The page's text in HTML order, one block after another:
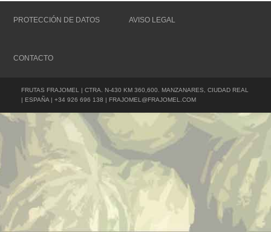
PROTECCIÓN DE DATOS AVISO LEGAL
CONTACTO
FRUTAS FRAJOMEL | CTRA. N-430 KM 360,600. MANZANARES, CIUDAD REAL
| ESPAÑA | +34 926 696 138 | FRAJOMEL@FRAJOMEL.COM